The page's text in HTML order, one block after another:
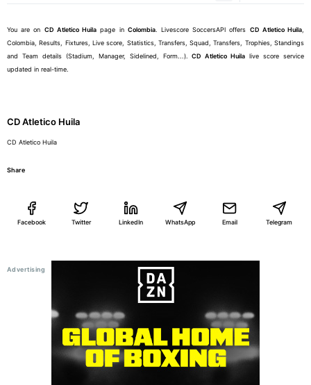
You are on CD Atletico Huila page in Colombia. Livescore SoccersAPI offers CD Atletico Huila
Colombia, Results, Fixtures, Live score, Statistics, Transfers, Squad, Transfers, Trophies, Standings
and Team details (Stadium, Manager, Sidelined, Form...).CD Atletico Huila live score service
updated in real-time.
CD Atletico Huila
CD Atletico Huila
Share
Facebook Twitter LinkedIn WhatsApp Email Telegram